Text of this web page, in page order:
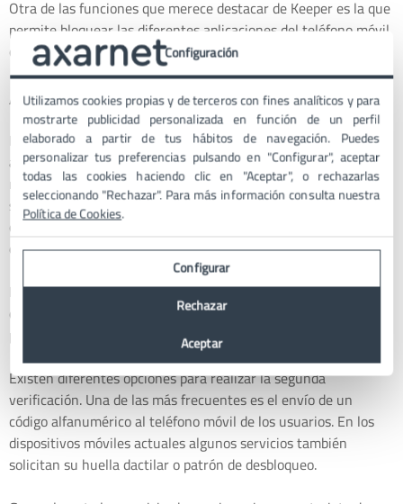
Otra de las funciones que merece destacar de Keeper es la que
permite bloquear las diferentes aplicaciones del teléfono móvil
con la huella dactilar.
Autentificación de dos factores
La autentificación de dos factores, más conocida como
autentificación doble o 2FA, es a día de hoy muy utilizada a
nivel global para mejorar la seguridad. Cada vez son más los
servicios que ofrecen a los usuarios la opción de activar una
capa de seguridad extra. Lo que hace es solicitar a los usuarios
dos credenciales para verificar su identidad.
Por lo tanto, además de introducir el usuario y la contraseña
que se solicitan habitualmente, se añade un paso extra que
permite confirmar la identidad de los usuarios.
Existen diferentes opciones para realizar la segunda
verificación. Una de las más frecuentes es el envío de un
código alfanumérico al teléfono móvil de los usuarios. En los
dispositivos móviles actuales algunos servicios también
solicitan su huella dactilar o patrón de desbloqueo.
Configuración
Utilizamos cookies propias y de terceros con fines analíticos y para
mostrarte publicidad personalizada en función de un perfil
elaborado a partir de tus hábitos de navegación. Puedes
personalizar tus preferencias pulsando en "Configurar", aceptar
todas las cookies haciendo clic en "Aceptar", o rechazarlas
seleccionando "Rechazar". Para más información consulta nuestra
Política de Cookies.
Configurar
Rechazar
Aceptar